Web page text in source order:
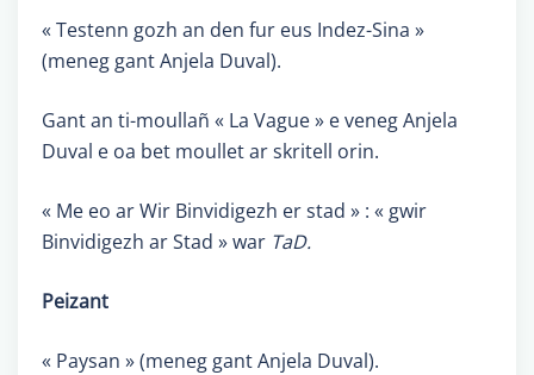
« Testenn gozh an den fur eus Indez-Sina »
(meneg gant Anjela Duval).
Gant an ti-moullañ « La Vague » e veneg Anjela
Duval e oa bet moullet ar skritell orin.
« Me eo ar Wir Binvidigezh er stad » : « gwir
Binvidigezh ar Stad » war TaD.
Peizant
« Paysan » (meneg gant Anjela Duval).